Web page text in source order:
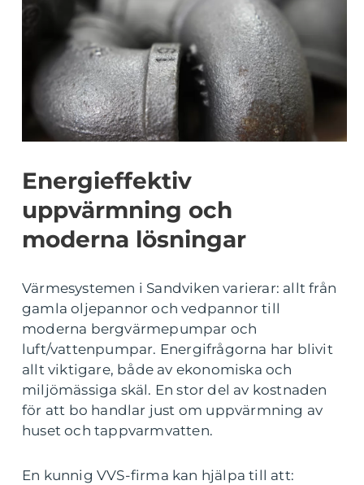
Energieffektiv
uppvärmning och
moderna lösningar
Värmesystemen i Sandviken varierar: allt från
gamla oljepannor och vedpannor till
moderna bergvärmepumpar och
luft/vattenpumpar. Energifrågorna har blivit
allt viktigare, både av ekonomiska och
miljömässiga skäl. En stor del av kostnaden
för att bo handlar just om uppvärmning av
huset och tappvarmvatten.
En kunnig VVS-firma kan hjälpa till att: